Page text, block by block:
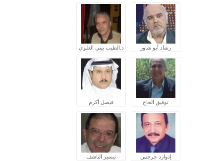
رشاد أبو شاور د.الطيب بيتي العلوي
توفيق الحاج فيصل أكرم
إدوارد جرجس تيسير الناشف